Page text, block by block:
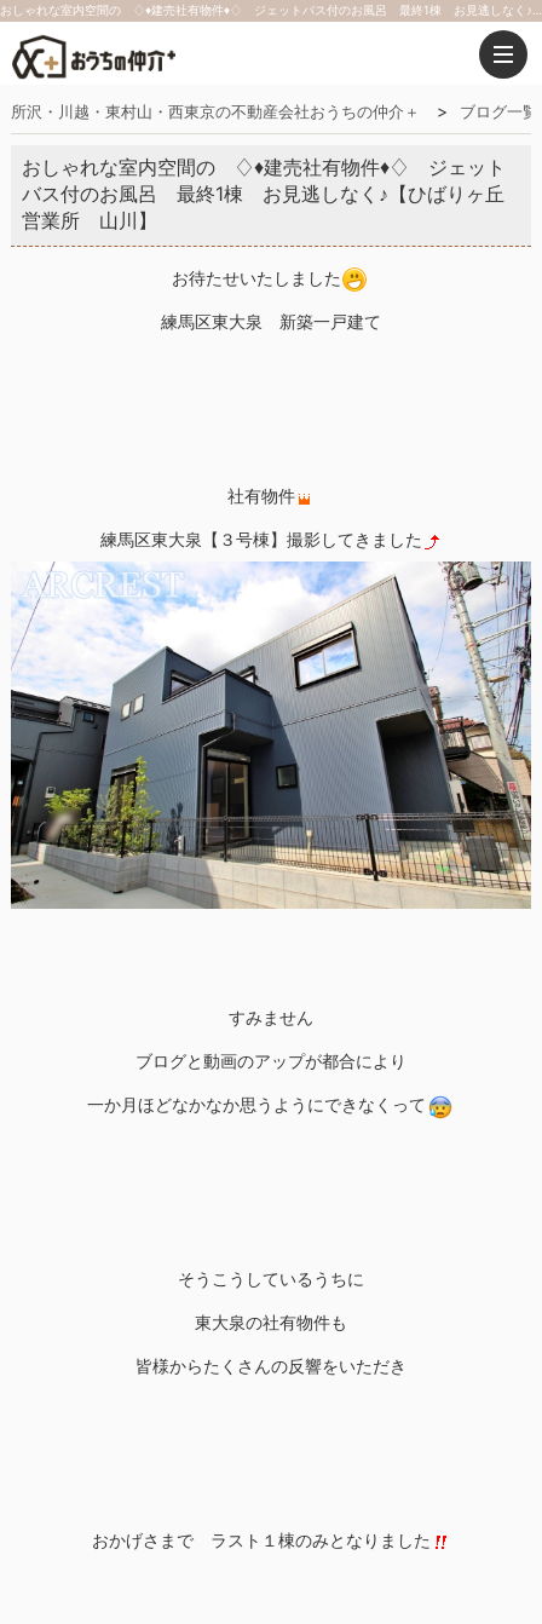
所沢・川越・東村山・西東京の不動産会社おうちの仲介＋ ブログ一覧
おしゃれな室内空間の ♢♦建売社有物件♦♢ ジェット
バス付のお風呂 最終1棟 お見逃しなく♪【ひばりヶ丘
営業所 山川】
お待たせいたしました
練馬区東大泉 新築一戸建て
社有物件
練馬区東大泉【３号棟】撮影してきました
すみません
ブログと動画のアップが都合により
一か月ほどなかなか思うようにできなくって
そうこうしているうちに
東大泉の社有物件も
皆様からたくさんの反響をいただき
おかげさまで ラスト１棟のみとなりました